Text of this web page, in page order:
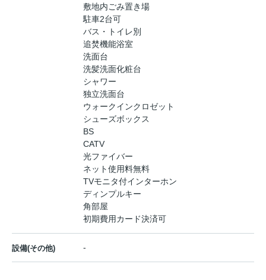
敷地内ごみ置き場
駐車2台可
バス・トイレ別
追焚機能浴室
洗面台
洗髪洗面化粧台
シャワー
独立洗面台
ウォークインクロゼット
シューズボックス
BS
CATV
光ファイバー
ネット使用料無料
TVモニタ付インターホン
ディンプルキー
角部屋
初期費用カード決済可
設備(その他) -